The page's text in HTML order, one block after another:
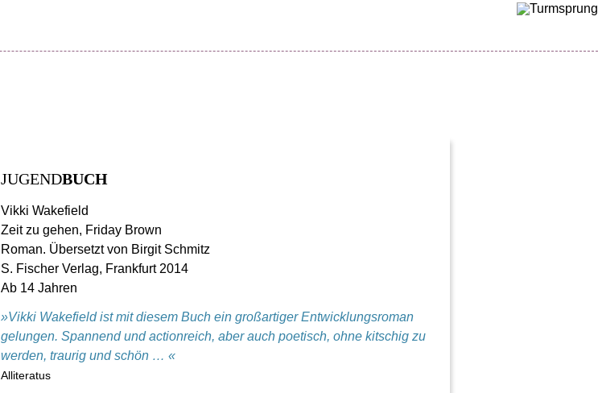
JUGENDBUCH
Vikki Wakefield
Zeit zu gehen, Friday Brown
Roman. Übersetzt von Birgit Schmitz
S. Fischer Verlag, Frankfurt 2014
Ab 14 Jahren
»Vikki Wakefield ist mit diesem Buch ein großartiger Entwicklungsroman
gelungen. Spannend und actionreich, aber auch poetisch, ohne kitschig zu
werden, traurig und schön … «
Alliteratus